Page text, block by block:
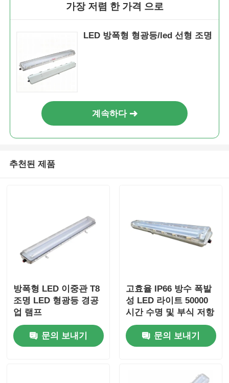
가장 저렴 한 가격 으로
LED 방폭형 형광등/led 선형 조명
계속하다
추천된 제품
방폭형 LED 이중관 T8
조명 LED 형광등 경공
업 램프
문의 보내기
고효율 IP66 방수 폭발
성 LED 라이트 50000
시간 수명 및 부식 저항
성 디자인
문의 보내기